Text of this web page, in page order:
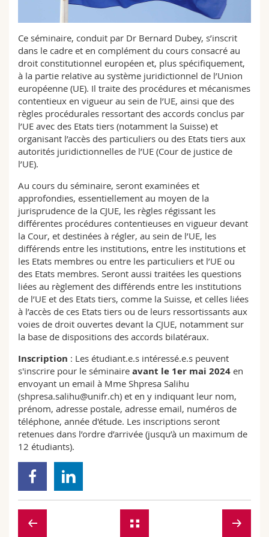
Math.-Nat. und Med. Fak.
Interfakultär
Mitarbeitende
Doktorierende
Webmail
Vorlesungsverzeichnis
MyUnifr
Ce séminaire, conduit par Dr Bernard Dubey, s’inscrit
dans le cadre et en complément du cours consacré au
droit constitutionnel européen et, plus spécifiquement,
à la partie relative au système juridictionnel de l’Union
européenne (UE). Il traite des procédures et mécanismes
contentieux en vigueur au sein de l’UE, ainsi que des
règles procédurales ressortant des accords conclus par
l’UE avec des Etats tiers (notamment la Suisse) et
organisant l’accès des particuliers ou des Etats tiers aux
autorités juridictionnelles de l’UE (Cour de justice de
l’UE).
Au cours du séminaire, seront examinées et
approfondies, essentiellement au moyen de la
jurisprudence de la CJUE, les règles régissant les
différentes procédures contentieuses en vigueur devant
la Cour, et destinées à régler, au sein de l’UE, les
différends entre les institutions, entre les institutions et
les Etats membres ou entre les particuliers et l’UE ou
des Etats membres. Seront aussi traitées les questions
liées au règlement des différends entre les institutions
de l’UE et des Etats tiers, comme la Suisse, et celles liées
à l’accès de ces Etats tiers ou de leurs ressortissants aux
voies de droit ouvertes devant la CJUE, notamment sur
la base de dispositions des accords bilatéraux.
Inscription : Les étudiant.e.s intéressé.e.s peuvent
s'inscrire pour le séminaire avant le 1er mai 2024 en
envoyant un email à Mme Shpresa Salihu
(shpresa.salihu@unifr.ch) et en y indiquant leur nom,
prénom, adresse postale, adresse email, numéros de
téléphone, année d'étude. Les inscriptions seront
retenues dans l’ordre d’arrivée (jusqu’à un maximum de
12 étudiants).